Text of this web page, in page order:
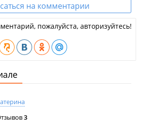
на комментарии
пожалуйста, авторизуйтесь!
3